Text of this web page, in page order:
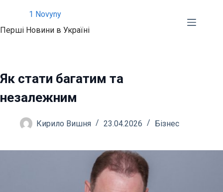
вмісту
1 Novyny
Перші Новини в Україні
Як стати багатим та
незалежним
Кирило Вишня 23.04.2026 Бізнес